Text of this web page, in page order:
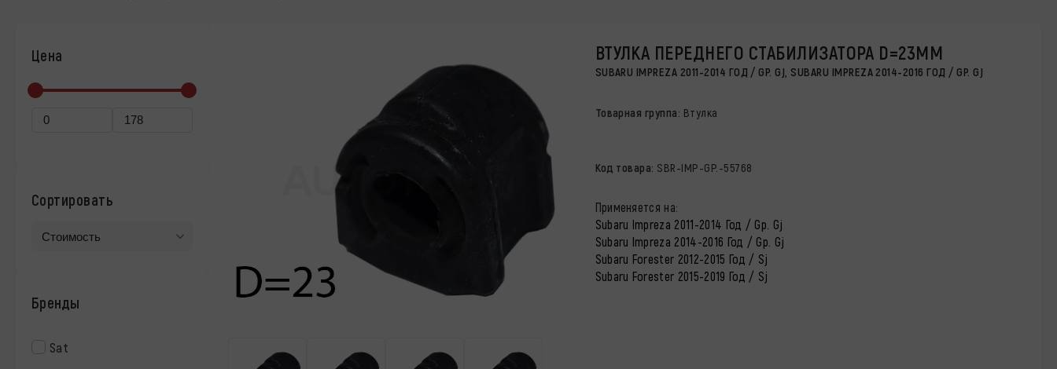
Цена
Сортировать
Бренды
Sat
ВТУЛКА ПЕРЕДНЕГО СТАБИЛИЗАТОРА D=23MM
SUBARU IMPREZA 2011-2014 ГОД / GP. GJ, SUBARU IMPREZA 2014-2016 ГОД / GP. GJ
Товарная группа: Втулка
Код товара: SBR-IMP-GP.-55768
Применяется на:
Subaru Impreza 2011-2014 Год / Gp. Gj
Subaru Impreza 2014-2016 Год / Gp. Gj
Subaru Forester 2012-2015 Год / Sj
Subaru Forester 2015-2019 Год / Sj